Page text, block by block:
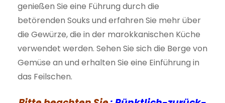
genießen Sie eine Führung durch die
betörenden Souks und erfahren Sie mehr über
die Gewürze, die in der marokkanischen Küche
verwendet werden. Sehen Sie sich die Berge von
Gemüse an und erhalten Sie eine Einführung in
das Feilschen.